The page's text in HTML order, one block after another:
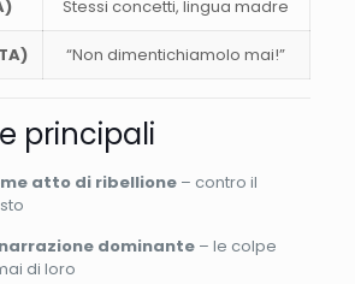
Stessi concetti, lingua madre
“Non dimentichiamolo mai!”
principali
atto di ribellione– contro il
dominante– le colpe
di loro